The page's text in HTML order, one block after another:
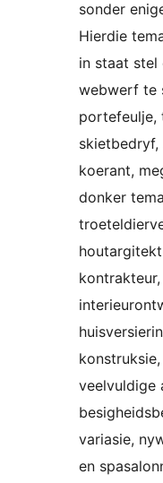
sonder
Hierdie
in staat stel
webwerf te
portefeulje,
skietbedryf,
koerant,
donker
veelvuldige
variasie,
en